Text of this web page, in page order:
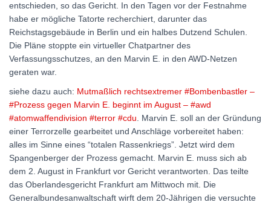
entschieden, so das Gericht. In den Tagen vor der Festnahme
habe er mögliche Tatorte recherchiert, darunter das
Reichstagsgebäude in Berlin und ein halbes Dutzend Schulen.
Die Pläne stoppte ein virtueller Chatpartner des
Verfassungsschutzes, an den Marvin E. in den AWD-Netzen
geraten war.
siehe dazu auch: Mutmaßlich rechtsextremer #Bombenbastler –
#Prozess gegen Marvin E. beginnt im August – #awd
#atomwaffendivision #terror #cdu . Marvin E. soll an der Gründung
einer Terrorzelle gearbeitet und Anschläge vorbereitet haben:
alles im Sinne eines “totalen Rassenkriegs”. Jetzt wird dem
Spangenberger der Prozess gemacht. Marvin E. muss sich ab
dem 2. August in Frankfurt vor Gericht verantworten. Das teilte
das Oberlandesgericht Frankfurt am Mittwoch mit. Die
Generalbundesanwaltschaft wirft dem 20-Jährigen die versuchte